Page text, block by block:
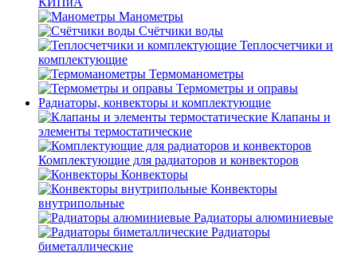
Манометры
Счётчики воды
Теплосчетчики и
комплектующие
Термоманометры
Термометры и оправы
Радиаторы, конвекторы и комплектующие
Клапаны и
элементы термостатические
Комплектующие для радиаторов и конвекторов
Конвекторы
Конвекторы
внутрипольные
Радиаторы алюминиевые
Радиаторы
биметаллические